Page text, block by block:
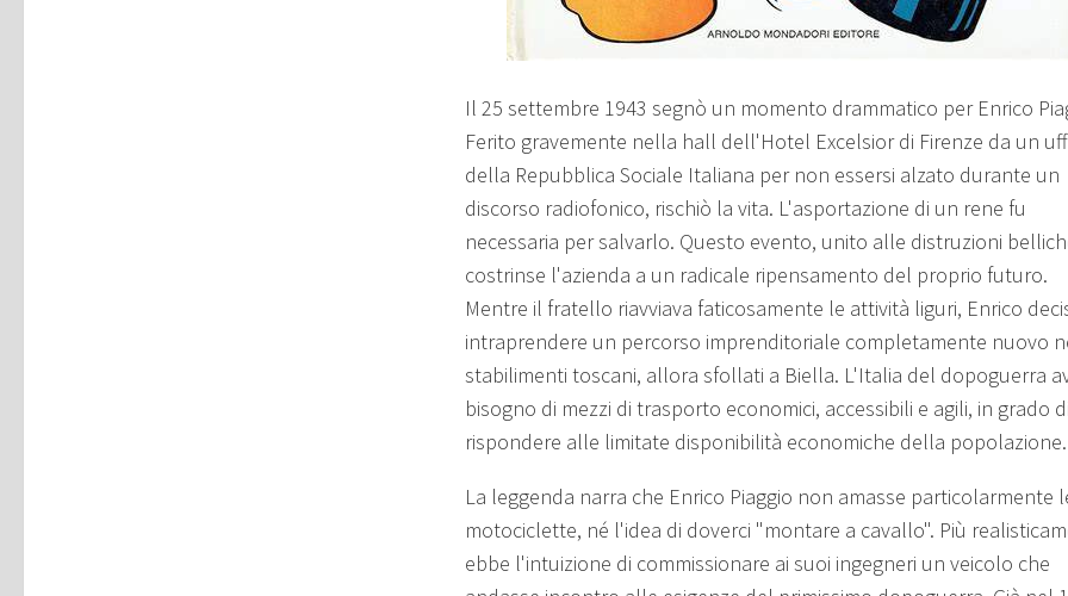
Il 25 settembre 1943 segnò un momento drammatico per Enrico
Ferito gravemente nella hall dell'Hotel Excelsior di Firenze da un
della Repubblica Sociale Italiana per non essersi alzato durante un
discorso radiofonico, rischiò la vita. L'asportazione di un rene fu
necessaria per salvarlo. Questo evento, unito alle distruzioni
costrinse l'azienda a un radicale ripensamento del proprio futuro.
Mentre il fratello riavviava faticosamente le attività liguri, Enrico
intraprendere un percorso imprenditoriale completamente nuovo
stabilimenti toscani, allora sfollati a Biella. L'Italia del dopoguerra
bisogno di mezzi di trasporto economici, accessibili e agili, in grado di
rispondere alle limitate disponibilità economiche della popolazione.
La leggenda narra che Enrico Piaggio non amasse particolarmente
motociclette, né l'idea di doverci "montare a cavallo". Più
ebbe l'intuizione di commissionare ai suoi ingegneri un veicolo che